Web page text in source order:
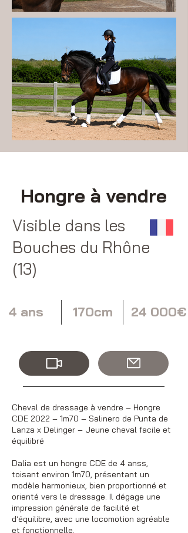
Hongre à vendre
Visible dans les
Bouches du Rhône
(13)
4 ans 170cm 24 000€
Cheval de dressage à vendre – Hongre
CDE 2022 – 1m70 – Salinero de Punta de
Lanza x Delinger – Jeune cheval facile et
équilibré
Dalia est un hongre CDE de 4 anss,
toisant environ 1m70, présentant un
modèle harmonieux, bien proportionné et
orienté vers le dressage. Il dégage une
impression générale de facilité et
d’équilibre, avec une locomotion agréable
et fonctionnelle.